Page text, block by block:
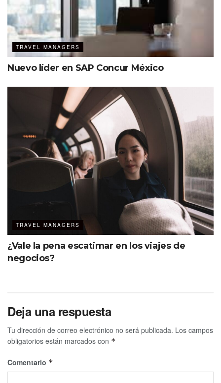
TRAVEL MANAGERS
Nuevo líder en SAP Concur México
TRAVEL MANAGERS
¿Vale la pena escatimar en los viajes de
negocios?
Deja una respuesta
Tu dirección de correo electrónico no será publicada. Los campos
obligatorios están marcados con *
Comentario *